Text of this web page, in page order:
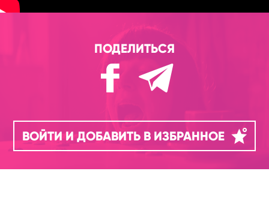
ПОДЕЛИТЬСЯ
ВОЙТИ И ДОБАВИТЬ В ИЗБРАННОЕ